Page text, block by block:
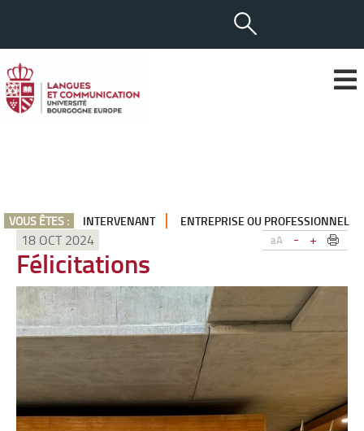
VOUS ÊTES : INTERVENANT ENTREPRISE OU PROFESSIONNEL
aA - +
18 OCT 2024
Félicitations